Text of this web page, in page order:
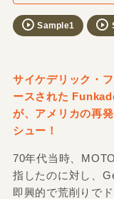
Sample1
サイケデリック・
ースされた
が、アメリカの再
シュー！
70年代当時、
指したのに対し、
即興的で荒削りで